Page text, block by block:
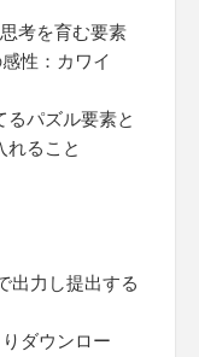
考を育む要素
性：カワイ
パズル要素と
れること
出力し提出する
ダウンロー